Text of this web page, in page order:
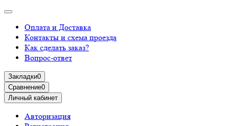
Оплата и Доставка
Контакты и схема проезда
Как сделать заказ?
Вопрос-ответ
Закладки0
Сравнение0
Личный кабинет
Авторизация